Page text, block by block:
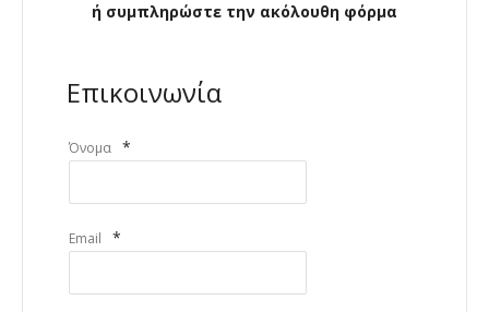
ή συμπληρώστε την ακόλουθη φόρμα
Επικοινωνία
Όνομα *
Email *